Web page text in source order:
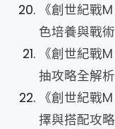
《創世紀戰
色培養與戰
《創世紀戰
抽攻略全解析
《創世紀戰
擇與搭配攻略